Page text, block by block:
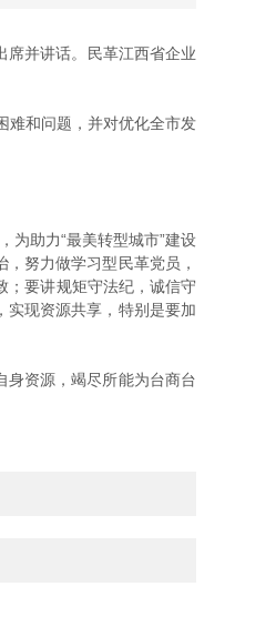
并讲话。民革江西省企业
和问题，并对优化全市发
助力“最美转型城市”建设
努力做学习型民革党员，
；要讲规矩守法纪，诚信守
实现资源共享，特别是要加
资源，竭尽所能为台商台